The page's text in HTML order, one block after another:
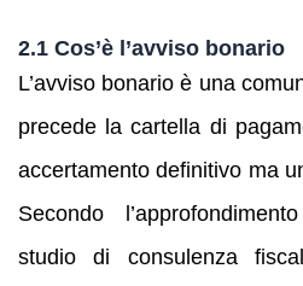
2.1 Cos’è l’avviso bonario
L’avviso bonario è una
precede la cartella di
accertamento definitivo ma
Secondo
studio di consulenza